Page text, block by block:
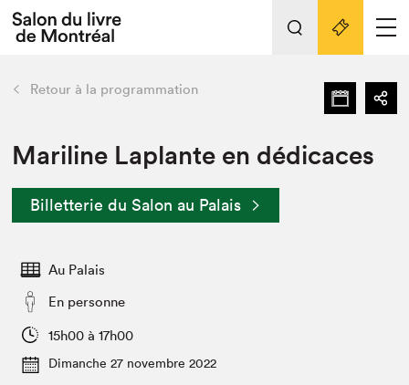
Espace exposant⋅e⋅s
Espace enseignant·e·s
L'événement
Préparer sa visite au Salon
Actualités
SLM PRO
retour Nos activités
Préparer sa visite
Salon dans la ville et en ligne
Projets partenaires
Liens pratiques
Retour à la programmation
Mariline Laplante en dédicaces
Billetterie du Salon au Palais
Au Palais
En personne
15h00 à 17h00
Dimanche 27 novembre 2022